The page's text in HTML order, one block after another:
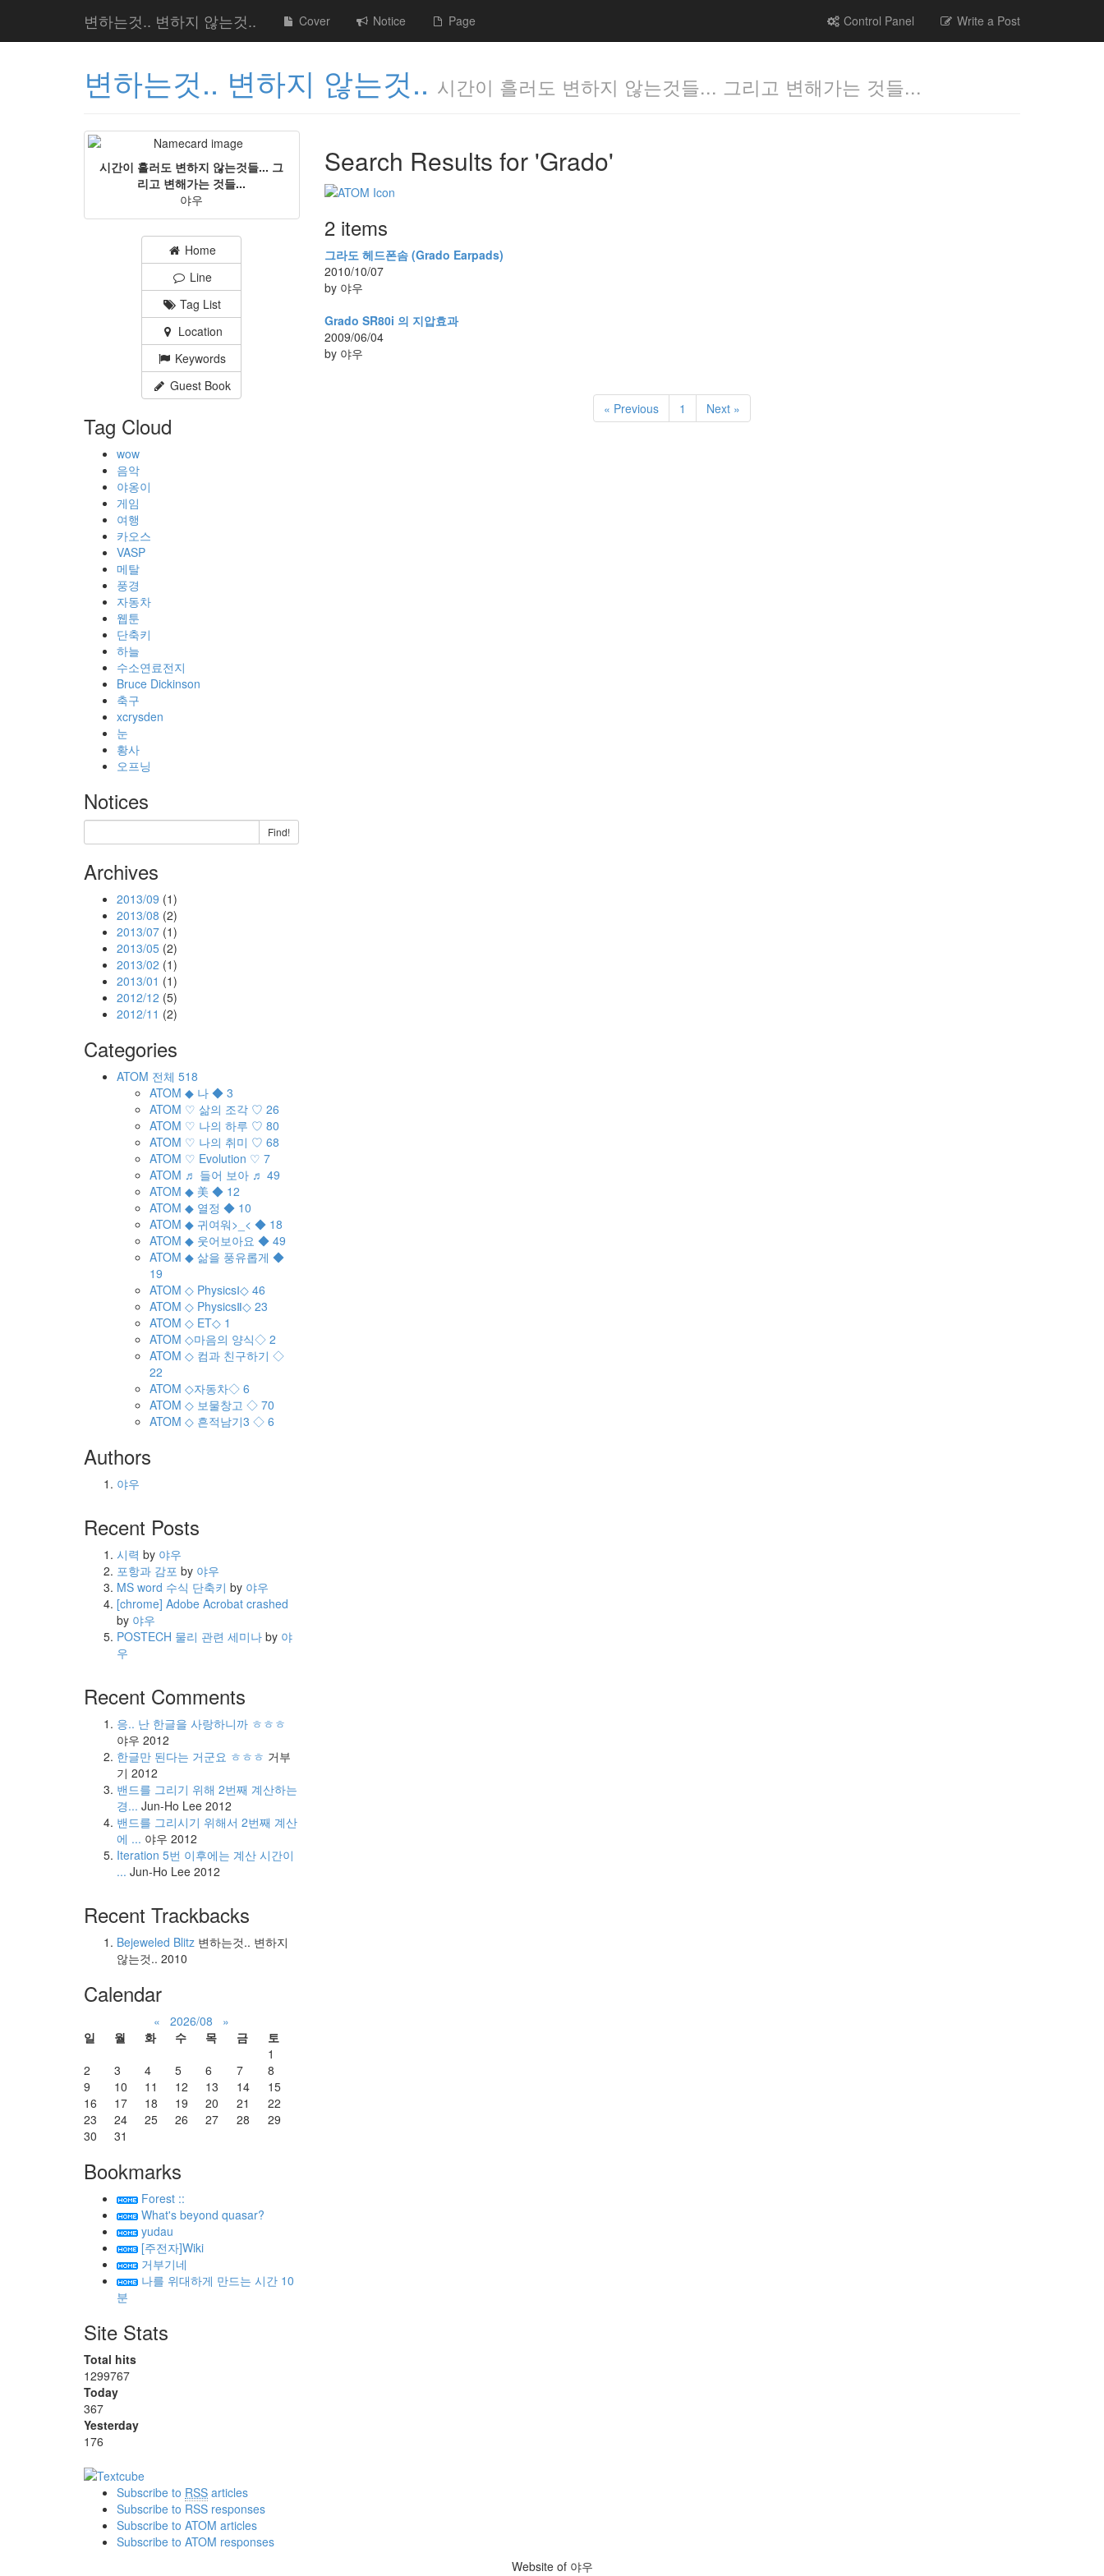
변하는것.. 변하지 않는것.. Cover Notice Page Control Panel Write a Post
변하는것.. 변하지 않는것.. 시간이 흘러도 변하지 않는것들... 그리고 변해가는 것들...
Search Results for 'Grado'
2 items
그라도 헤드폰솜 (Grado Earpads)
2010/10/07
by 야우
Grado SR80i 의 지압효과
2009/06/04
by 야우
« Previous 1 Next »
시간이 흘러도 변하지 않는것들... 그
리고 변해가는 것들...
야우
Home
Line
Tag List
Location
Keywords
Guest Book
Tag Cloud
wow
음악
야옹이
게임
여행
카오스
VASP
메탈
풍경
자동차
웹툰
단축키
하늘
수소연료전지
Bruce Dickinson
축구
xcrysden
눈
황사
오프닝
Notices
Find!
Archives
2013/09 (1)
2013/08 (2)
2013/07 (1)
2013/05 (2)
2013/02 (1)
2013/01 (1)
2012/12 (5)
2012/11 (2)
Categories
ATOM 전체 518
ATOM ◆ 나 ◆ 3
ATOM ♡ 삶의 조각 ♡ 26
ATOM ♡ 나의 하루 ♡ 80
ATOM ♡ 나의 취미 ♡ 68
ATOM ♡ Evolution ♡ 7
ATOM ♬ 들어 보아 ♬ 49
ATOM ◆ 美 ◆ 12
ATOM ◆ 열정 ◆ 10
ATOM ◆ 귀여워>_< ◆ 18
ATOM ◆ 웃어보아요 ◆ 49
ATOM ◆ 삶을 풍유롭게 ◆
19
ATOM ◇ PhysicsⅠ◇ 46
ATOM ◇ PhysicsⅡ◇ 23
ATOM ◇ ET◇ 1
ATOM ◇마음의 양식◇ 2
ATOM ◇ 컴과 친구하기 ◇
22
ATOM ◇자동차◇ 6
ATOM ◇ 보물창고 ◇ 70
ATOM ◇ 흔적남기3 ◇ 6
Authors
야우
Recent Posts
시력 by 야우
포항과 감포 by 야우
MS word 수식 단축키 by 야우
[chrome] Adobe Acrobat crashed
by 야우
POSTECH 물리 관련 세미나 by 야
우
Recent Comments
응.. 난 한글을 사랑하니까 ㅎㅎㅎ
야우 2012
한글만 된다는 거군요 ㅎㅎㅎ 거부
기 2012
밴드를 그리기 위해 2번째 계산하는
경... Jun-Ho Lee 2012
밴드를 그리시기 위해서 2번째 계산
에 ... 야우 2012
Iteration 5번 이후에는 계산 시간이
... Jun-Ho Lee 2012
Recent Trackbacks
Bejeweled Blitz 변하는것.. 변하지
않는것.. 2010
Calendar
« 2026/08
»
일
월 화 수 목 금
토
1
2
3 4 5 6 7
8
9
10 11 12 13 14
15
16
17 18 19 20 21
22
23
24 25 26 27 28
29
30
31
Bookmarks
Forest ::
What's beyond quasar?
yudau
[주전자]Wiki
거부기네
나를 위대하게 만드는 시간 10
분
Site Stats
Total hits
1299767
Today
367
Yesterday
176
Subscribe to RSS articles
Subscribe to RSS responses
Subscribe to ATOM articles
Subscribe to ATOM responses
Website of 야우